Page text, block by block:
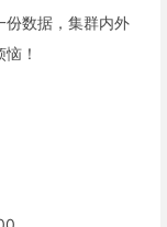
份数据，集群内外
！